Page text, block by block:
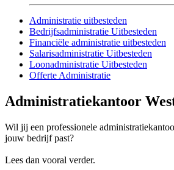
Administratie uitbesteden
Bedrijfsadministratie Uitbesteden
Financiële administratie uitbesteden
Salarisadministratie Uitbesteden
Loonadministratie Uitbesteden
Offerte Administratie
Administratiekantoor
Wil jij een professionele
jouw bedrijf past?
Lees dan vooral verder.